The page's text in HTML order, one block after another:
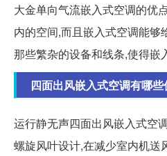
大金单向气流嵌入式空调的优
内的空间,而且嵌入式空调能够
那些繁杂的设备和线条,使得嵌
四面出风嵌入式空调有哪
运行静无声四面出风嵌入式空
螺旋风叶设计,在减少室内机送